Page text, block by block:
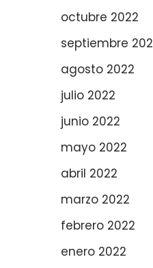
octubre 2022
septiembre
agosto 2022
julio 2022
junio 2022
mayo 2022
abril 2022
marzo 2022
febrero 2022
enero 2022